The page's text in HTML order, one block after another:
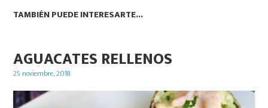
TAMBIÉN PUEDE INTERESARTE...
AGUACATES RELLENOS
Posted
25 noviembre, 2018